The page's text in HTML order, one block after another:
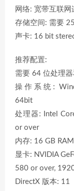
网络: 宽带互联网
存储空间: 需要
声卡: 16 bit
推荐配置:
需要 64 位处理
操作系统:
64bit
处理器: Intel
or over
内存: 16 GB RAM
显卡: NVIDIA
580 or over,
DirectX 版本: 11